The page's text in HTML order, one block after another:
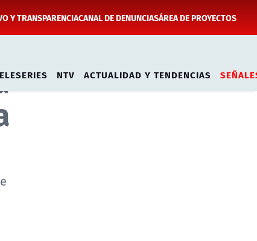
Y TRANSPARENCIACANAL DE DENUNCIASÁREA DE PROYECTOS
NTV ACTUALIDAD Y TENDENCIAS